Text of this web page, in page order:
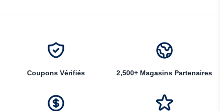
Coupons Vérifiés 2,500+ Magasins Partenaires